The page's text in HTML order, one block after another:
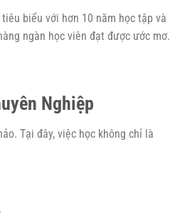
biểu với hơn 10 năm học tập và
ngàn học viên đạt được ước mơ.
Nghiệp
Tại đây, việc học không chỉ là